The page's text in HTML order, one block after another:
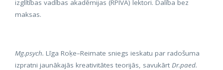
izglītības vadības akadēmijas (RPIVA) lektori. Dalība bez
maksas.
Mg.psych. Līga Roķe–Reimate sniegs ieskatu par radošuma
izpratni jaunākajās kreativitātes teorijās, savukārt Dr.paed.